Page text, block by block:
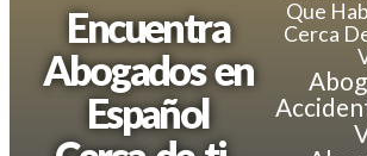
Encuentra
Abogados en
Español
Que
Cerca